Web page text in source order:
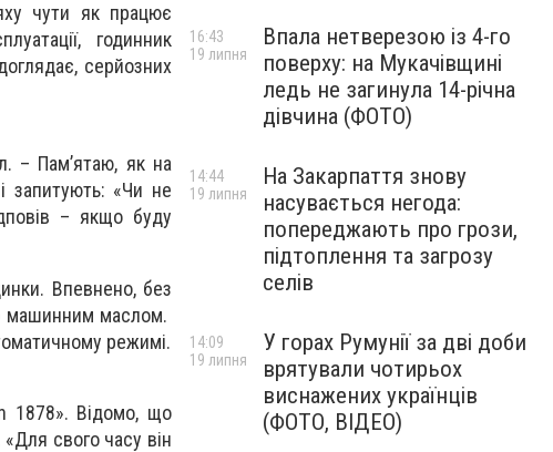
чути як працює
годинник
серйозних
– Пам’ятаю, як на
запитують: «Чи не
– якщо буду
Впевнено, без
машинним маслом.
режимі.
1878». Відомо, що
свого часу він
Впала нетверезою із 4-го
поверху: на Мукачівщині
ледь не загинула 14-річна
дівчина (ФОТО)
16:43
19 липня
На Закарпаття знову
насувається негода:
попереджають про грози,
підтоплення та загрозу
селів
14:44
19 липня
У горах Румунії за дві доби
врятували чотирьох
виснажених українців
(ФОТО, ВІДЕО)
14:09
19 липня